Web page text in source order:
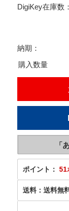
DigiKey在庫数：
納期：
購入数量
ポイント： 51
送料： 送料無